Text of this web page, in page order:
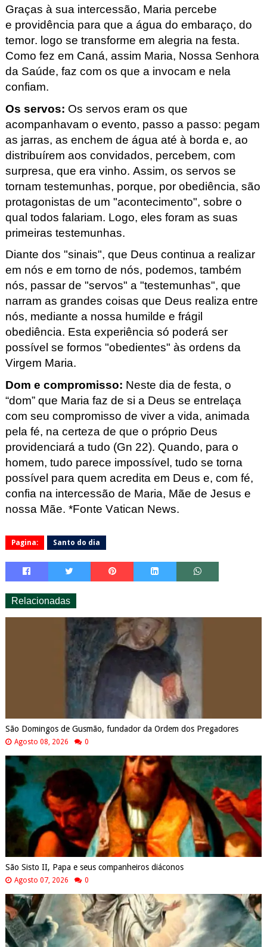
Graças à sua intercessão, Maria percebe
e providência para que a água do embaraço, do
temor. logo se transforme em alegria na festa.
Como fez em Caná, assim Maria, Nossa Senhora
da Saúde, faz com os que a invocam e nela
confiam.
Os servos: Os servos eram os que
acompanhavam o evento, passo a passo: pegam
as jarras, as enchem de água até à borda e, ao
distribuírem aos convidados, percebem, com
surpresa, que era vinho. Assim, os servos se
tornam testemunhas, porque, por obediência, são
protagonistas de um "acontecimento", sobre o
qual todos falariam. Logo, eles foram as suas
primeiras testemunhas.
Diante dos "sinais", que Deus continua a realizar
em nós e em torno de nós, podemos, também
nós, passar de "servos" a "testemunhas", que
narram as grandes coisas que Deus realiza entre
nós, mediante a nossa humilde e frágil
obediência. Esta experiência só poderá ser
possível se formos "obedientes" às ordens da
Virgem Maria.
Dom e compromisso: Neste dia de festa, o
“dom” que Maria faz de si a Deus se entrelaça
com seu compromisso de viver a vida, animada
pela fé, na certeza de que o próprio Deus
providenciará a tudo (Gn 22). Quando, para o
homem, tudo parece impossível, tudo se torna
possível para quem acredita em Deus e, com fé,
confia na intercessão de Maria, Mãe de Jesus e
nossa Mãe. *Fonte Vatican News.
Pagina: Santo do dia
Relacionadas
São Domingos de Gusmão, fundador da Ordem dos Pregadores
Agosto 08, 2026 0
São Sisto II, Papa e seus companheiros diáconos
Agosto 07, 2026 0